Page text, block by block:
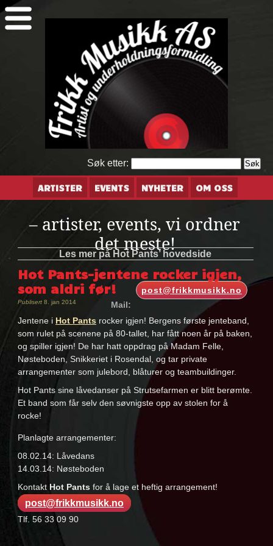
Søk etter:
ARTISTER EVENTS NYHETER OM OSS
– artister, events, vi ordner
det meste!
Les mer på Hot Pants’ hovedside
Hot Pants-jentene rocker igjen,
som aldri før!
post@frikkmusikk.no
Mail:
Publisert8. jan 2014
Jentene i Hot Pants rocker igjen! Bergens første jenteband,
som rulet på scenene på 80-tallet, har fått noen år på baken,
og spiller igjen! De har hatt oppdrag på Madam Felle,
Nøsteboden, Snikkeriet i Rosendal, og tar private
arrangementer som julebord, blåturer og teambuildinger.
Hot Pants sine låvedanser på Strutsefarmen er blitt berømte.
Et band som får selv den søvnigste opp av stolen for å
rocke!
Planlagte arrangementer:
08.02.14: Låvedans
14.03.14: Nøsteboden
Kontakt Hot Pantsfor å lage et heftig arrangement!
post@frikkmusikk.no
Tlf. 56 33 09 90